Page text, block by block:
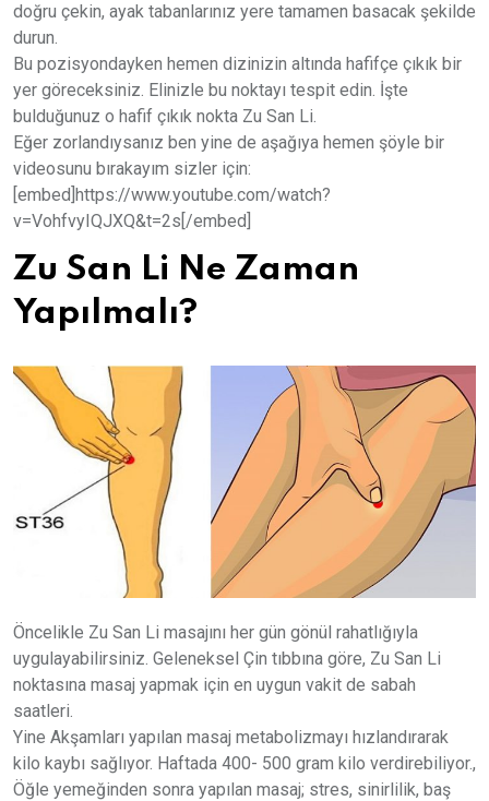
doğru çekin, ayak tabanlarınız yere tamamen basacak şekilde
durun.
Bu pozisyondayken hemen dizinizin altında hafifçe çıkık bir
yer göreceksiniz. Elinizle bu noktayı tespit edin. İşte
bulduğunuz o hafif çıkık nokta Zu San Li.
Eğer zorlandıysanız ben yine de aşağıya hemen şöyle bir
videosunu bırakayım sizler için:
[embed]https://www.youtube.com/watch?
v=VohfvyIQJXQ&t=2s[/embed]
Zu San Li Ne Zaman
Yapılmalı?
Öncelikle Zu San Li masajını her gün gönül rahatlığıyla
uygulayabilirsiniz. Geleneksel Çin tıbbına göre, Zu San Li
noktasına masaj yapmak için en uygun vakit de sabah
saatleri.
Yine Akşamları yapılan masaj metabolizmayı hızlandırarak
kilo kaybı sağlıyor. Haftada 400- 500 gram kilo verdirebiliyor.,
Öğle yemeğinden sonra yapılan masaj; stres, sinirlilik, baş